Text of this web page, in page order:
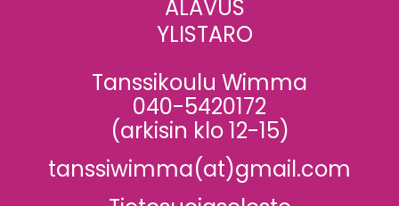
ALAVUS
YLISTARO
Tanssikoulu Wimma
040-5420172
(arkisin klo 12-15)
tanssiwimma(at)gmail.com